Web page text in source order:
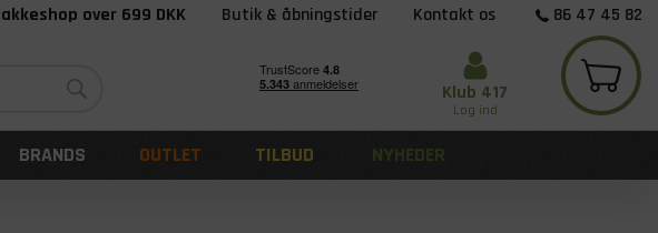
over 699 DKK Butik & åbningstider Kontakt os
86 47 45 82
Klub 417
Log ind
BRANDS OUTLET TILBUD NYHEDER